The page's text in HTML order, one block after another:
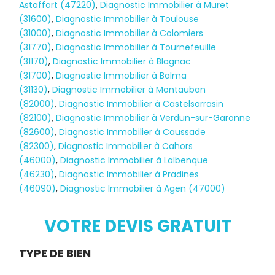
Diagnostic
TERMITES
Astaffort (47220),Diagnostic Immobilier à Muret
(31600),Diagnostic Immobilier à Toulouse
(31000),Diagnostic Immobilier à Colomiers
(31770),Diagnostic Immobilier à Tournefeuille
(31170),Diagnostic Immobilier à Blagnac
(31700),Diagnostic Immobilier à Balma
(31130),Diagnostic Immobilier à Montauban
(82000),Diagnostic Immobilier à Castelsarrasin
(82100),Diagnostic Immobilier à Verdun-sur-Garonne
(82600),Diagnostic Immobilier à Caussade
(82300),Diagnostic Immobilier à Cahors
(46000),Diagnostic Immobilier à Lalbenque
(46230),Diagnostic Immobilier à Pradines
(46090),Diagnostic Immobilier à Agen (47000)
VOTRE DEVIS GRATUIT
Demande
TYPE DE BIEN